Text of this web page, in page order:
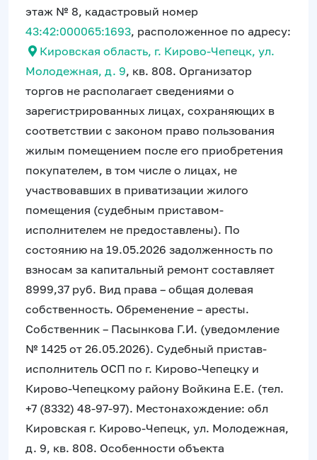
этаж № 8, кадастровый номер
43:42:000065:1693, расположенное по адресу:
Кировская область, г. Кирово-Чепецк, ул.
Молодежная, д. 9, кв. 808. Организатор
торгов не располагает сведениями о
зарегистрированных лицах, сохраняющих в
соответствии с законом право пользования
жилым помещением после его приобретения
покупателем, в том числе о лицах, не
участвовавших в приватизации жилого
помещения (судебным приставом-
исполнителем не предоставлены). По
состоянию на 19.05.2026 задолженность по
взносам за капитальный ремонт составляет
8999,37 руб. Вид права – общая долевая
собственность. Обременение – аресты.
Собственник – Пасынкова Г.И. (уведомление
№ 1425 от 26.05.2026). Судебный пристав-
исполнитель ОСП по г. Кирово-Чепецку и
Кирово-Чепецкому району Войкина Е.Е. (тел.
+7 (8332) 48-97-97). Местонахождение: обл
Кировская г. Кирово-Чепецк, ул. Молодежная,
д. 9, кв. 808. Особенности объекта